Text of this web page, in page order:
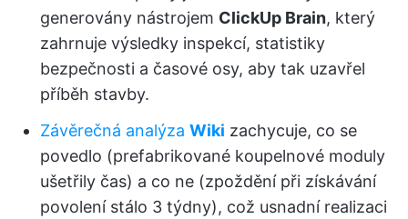
generovány nástrojem ClickUp Brain, který
zahrnuje výsledky inspekcí, statistiky
bezpečnosti a časové osy, aby tak uzavřel
příběh stavby.
Závěrečná analýza Wiki zachycuje, co se
povedlo (prefabrikované koupelnové moduly
ušetřily čas) a co ne (zpoždění při získávání
povolení stálo 3 týdny), což usnadní realizaci